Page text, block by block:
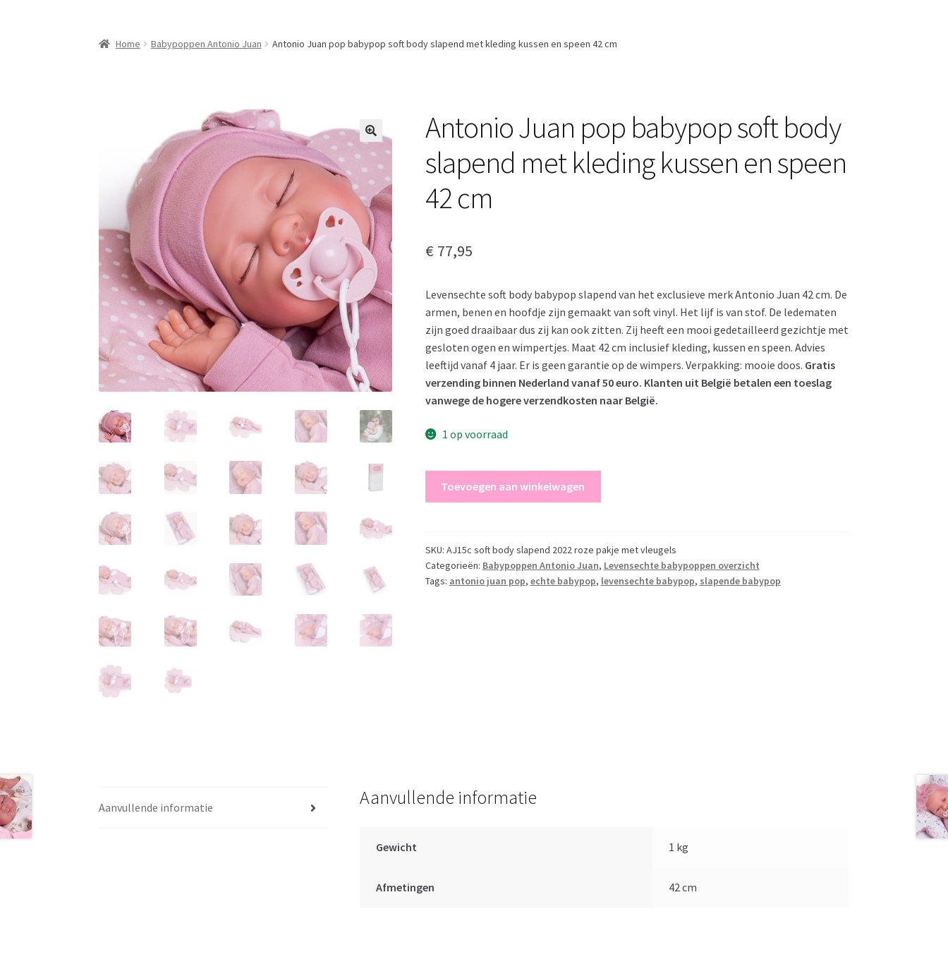
Home Babypoppen Antonio Juan Antonio Juan pop babypop soft body slapend met kleding kussen en speen 42 cm
Antonio Juan pop babypop soft body
slapend met kleding kussen en speen
42 cm
€ 77,95
Levensechte soft body babypop slapend van het exclusieve merk Antonio Juan 42 cm. De
armen, benen en hoofdje zijn gemaakt van soft vinyl. Het lijf is van stof. De ledematen
zijn goed draaibaar dus zij kan ook zitten. Zij heeft een mooi gedetailleerd gezichtje met
gesloten ogen en wimpertjes. Maat 42 cm inclusief kleding, kussen en speen. Advies
leeftijd vanaf 4 jaar. Er is geen garantie op de wimpers. Verpakking: mooie doos. Gratis
verzending binnen Nederland vanaf 50 euro. Klanten uit België betalen een toeslag
vanwege de hogere verzendkosten naar België.
1 op voorraad
soft
body
slapend
Toevoegen aan winkelwagen
SKU: AJ15c soft body slapend 2022 roze pakje met vleugels
Categorieën: Babypoppen Antonio Juan, Levensechte babypoppen overzicht
Tags: antonio juan pop, echte babypop, levensechte babypop, slapende babypop
Aanvullende informatie Aanvullende informatie
Gewicht 1 kg
Afmetingen 42 cm